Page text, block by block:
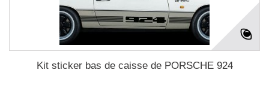
Kit sticker bas de caisse de PORSCHE 924